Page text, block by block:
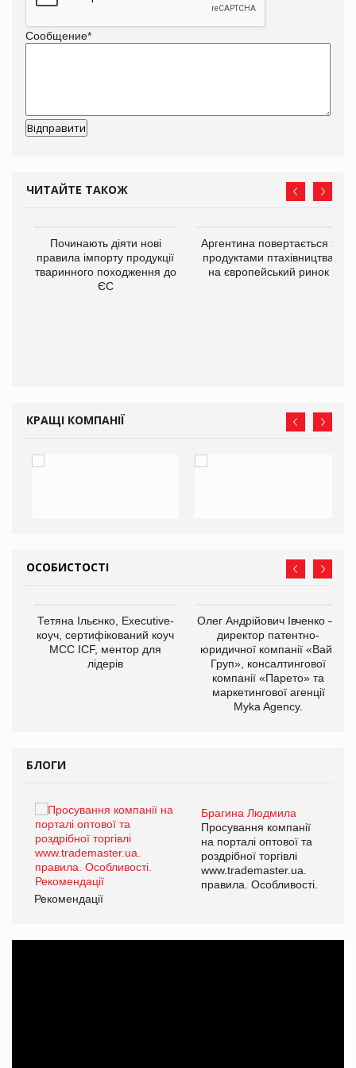
Сообщение*
ЧИТАЙТЕ ТАКОЖ
Починають діяти нові
правила імпорту продукції
тваринного походження до
ЄС
Аргентина повертається з
продуктами птахівництва
на європейський ринок
КРАЩІ КОМПАНІЇ
ОСОБИСТОСТІ
Тетяна Ільєнко, Executive-
коуч, сертифікований коуч
МСС ICF, ментор для
лідерів
Олег Андрійович Івченко —
директор патентно-
юридичної компанії «Вайз
Груп», консалтингової
компанії «Парето» та
маркетингової агенції
Myka Agency.
БЛОГИ
Брагина Людмила
Просування компанії
на порталі оптової та
роздрібної торгівлі
www.trademaster.ua.
правила. Особливості.
Рекомендації